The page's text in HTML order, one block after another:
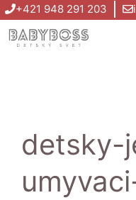
Preskočiť
na
obsah
+421 948 291 203
detsky-